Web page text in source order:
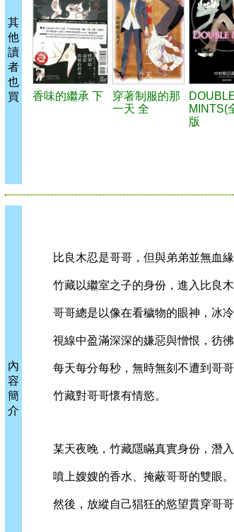
其
他
讀
者
也
買
香味的繼承 下
穿著制服的那
一天 全
MINTS(
版
內
容
簡
介
比良木忍是哥哥，但與弟弟並無血緣
竹藏以繼室之子的身份，進入比良木
哥哥總是以像在看穢物的眼神，冰冷
視線中盈滿深深的嫌惡與憎恨，彷彿
每天每分每秒，無時無刻不遭到哥哥
竹藏對哥哥懷有情慾。
某天夜晚，竹藏隱瞞真實身份，潛入
噴上嫂嫂的香水、掩蔽哥哥的雙眼。
然後，放縱自己猖狂的慾望貫穿哥